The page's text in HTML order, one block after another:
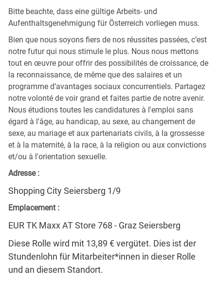
Bitte beachte, dass eine gültige Arbeits- und
Aufenthaltsgenehmigung für Österreich vorliegen muss.
Bien que nous soyons fiers de nos réussites passées, c’est
notre futur qui nous stimule le plus. Nous nous mettons
tout en œuvre pour offrir des possibilités de croissance, de
la reconnaissance, de même que des salaires et un
programme d’avantages sociaux concurrentiels. Partagez
notre volonté de voir grand et faites partie de notre avenir.
Nous étudions toutes les candidatures à l'emploi sans
égard à l'âge, au handicap, au sexe, au changement de
sexe, au mariage et aux partenariats civils, à la grossesse
et à la maternité, à la race, à la religion ou aux convictions
et/ou à l'orientation sexuelle.
Adresse :
Shopping City Seiersberg 1/9
Emplacement :
EUR TK Maxx AT Store 768 - Graz Seiersberg
Diese Rolle wird mit 13,89 € vergütet. Dies ist der
Stundenlohn für Mitarbeiter*innen in dieser Rolle
und an diesem Standort.